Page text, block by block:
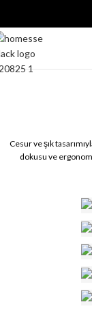
Cesur ve şık
dokusu ve